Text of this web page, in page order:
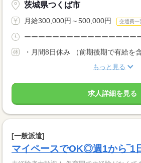
茨城県つくば市
月給300,000円～500,000円 交通費一
ーーーーーーーーーーーーーーーー
・月間8日休み （前期後期で有給を
もっと見る
求人詳細を見る
[一般派遣]
マイペースでOK◎週1から‾1